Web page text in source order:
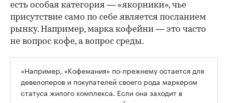
есть особая категория — «якорники», чье
присутствие само по себе является посланием
рынку. Например, марка кофейни — это часто
не вопрос кофе, а вопрос среды.
«Например, «Кофемания» по-прежнему остается для
девелоперов и покупателей своего рода маркером
статуса жилого комплекса. Если она заходит в